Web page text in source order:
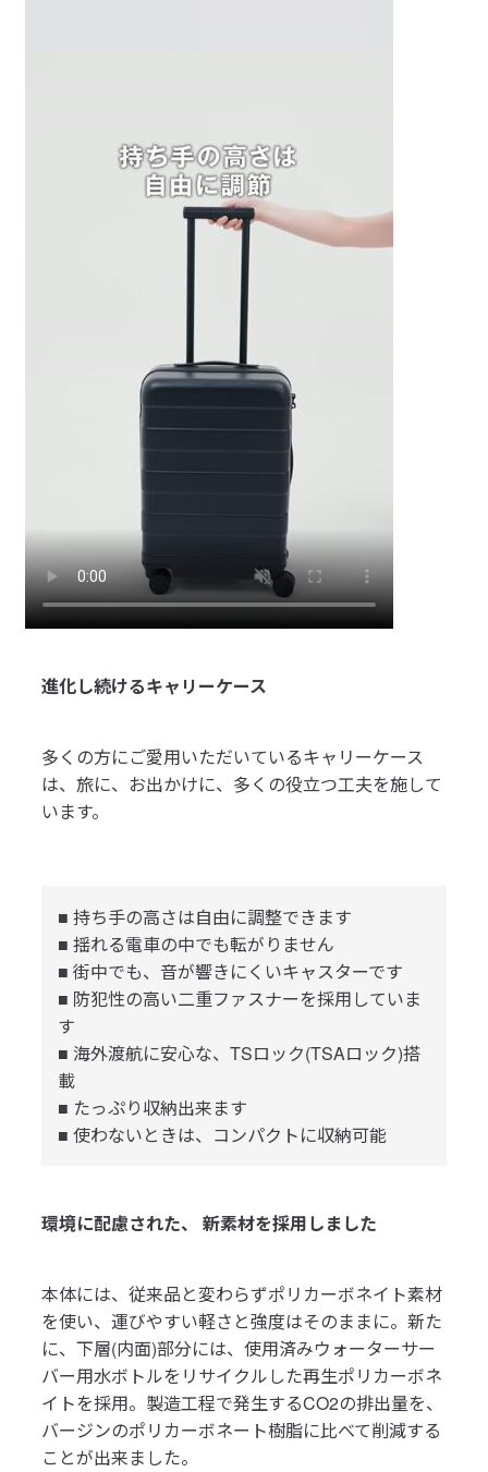
進化し続けるキャリーケース
多くの方にご愛用いただいているキャリーケース
は、旅に、お出かけに、多くの役立つ工夫を施して
います。
■ 持ち手の高さは自由に調整できます
■ 揺れる電車の中でも転がりません
■ 街中でも、音が響きにくいキャスターです
■ 防犯性の高い二重ファスナーを採用していま
す
■ 海外渡航に安心な、TSロック(TSAロック)搭
載
■ たっぷり収納出来ます
■ 使わないときは、コンパクトに収納可能
環境に配慮された、 新素材を採用しました
本体には、従来品と変わらずポリカーボネイト素材
を使い、運びやすい軽さと強度はそのままに。新た
に、下層(内面)部分には、使用済みウォーターサー
バー用水ボトルをリサイクルした再生ポリカーボネ
イトを採用。製造工程で発生するCO2の排出量を、
バージンのポリカーボネート樹脂に比べて削減する
ことが出来ました。